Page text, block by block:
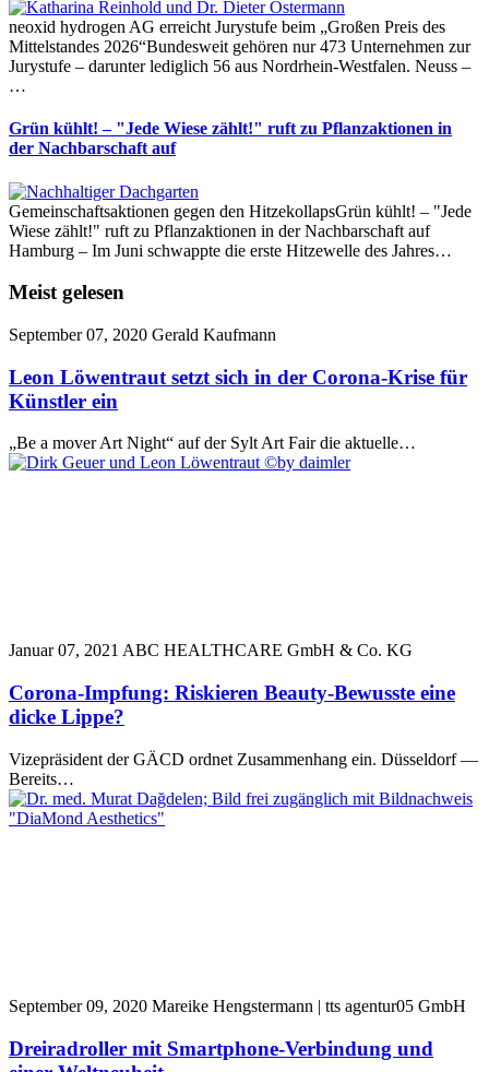
neoxid hydrogen AG erreicht Jurystufe beim „Großen Preis des
Mittelstandes 2026“Bundesweit gehören nur 473 Unternehmen zur
Jurystufe – darunter lediglich 56 aus Nordrhein-Westfalen. Neuss –
…
Grün kühlt! – "Jede Wiese zählt!" ruft zu Pflanzaktionen in
der Nachbarschaft auf
Gemeinschaftsaktionen gegen den HitzekollapsGrün kühlt! – "Jede
Wiese zählt!" ruft zu Pflanzaktionen in der Nachbarschaft auf
Hamburg – Im Juni schwappte die erste Hitzewelle des Jahres…
Meist gelesen
September 07, 2020 Gerald Kaufmann
Leon Löwentraut setzt sich in der Corona-Krise für
Künstler ein
„Be a mover Art Night“ auf der Sylt Art Fair die aktuelle…
Januar 07, 2021 ABC HEALTHCARE GmbH & Co. KG
Corona-Impfung: Riskieren Beauty-Bewusste eine
dicke Lippe?
Vizepräsident der GÄCD ordnet Zusammenhang ein. Düsseldorf —
Bereits…
September 09, 2020 Mareike Hengstermann | tts agentur05 GmbH
Dreiradroller mit Smartphone-Verbindung und